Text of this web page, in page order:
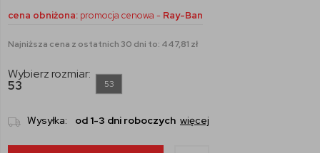
cena obniżona: promocja cenowa - Ray-Ban
Najniższa cena z ostatnich 30 dni to: 447,81 zł
Wybierz rozmiar:
53
53
Wysyłka: od 1-3 dni roboczych więcej